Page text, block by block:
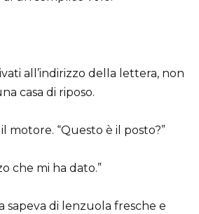
all’indirizzo della lettera, non
casa di riposo.
motore. “Questo è il posto?”
che mi ha dato.”
sapeva di lenzuola fresche e